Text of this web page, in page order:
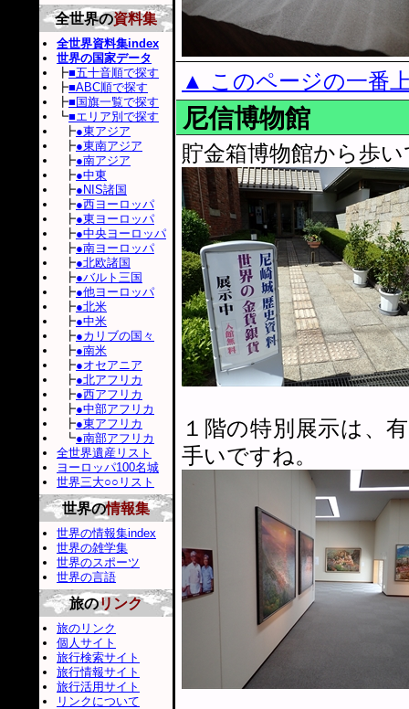
▲ このページの一番
尼信博物館
貯金箱博物館から歩
１階の特別展示は、
手いですね。
全世界の資料集
全世界資料集index
世界の国家データ
┣■五十音順で探す
┣■ABC順で探す
┣■国旗一覧で探す
┗■エリア別で探す
┣●東アジア
┣●東南アジア
┣●南アジア
┣●中東
┣●NIS諸国
┣●西ヨーロッパ
┣●東ヨーロッパ
┣●中央ヨーロッパ
┣●南ヨーロッパ
┣●北欧諸国
┣●バルト三国
┣●他ヨーロッパ
┣●北米
┣●中米
┣●カリブの国々
┣●南米
┣●オセアニア
┣●北アフリカ
┣●西アフリカ
┣●中部アフリカ
┣●東アフリカ
┗●南部アフリカ
全世界遺産リスト
ヨーロッパ100名城
世界三大○○リスト
世界の情報集
世界の情報集index
世界の雑学集
世界のスポーツ
世界の言語
旅のリンク
旅のリンク
個人サイト
旅行検索サイト
旅行情報サイト
旅行活用サイト
リンクについて